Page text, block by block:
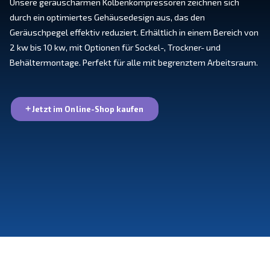
GERÄUSCHARME
Unsere geräuscharmen Kolbenkompressoren
durch ein optimiertes Gehäusedesign aus, das den
2 kw bis 10 kw, mit Optionen für Sockel-, Trockner-
Behältermontage. Perfekt für alle mit begrenztem